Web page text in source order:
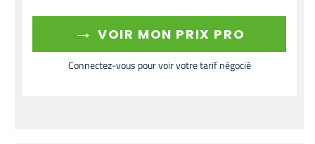
→ VOIR MON PRIX PRO
Connectez-vous pour voir votre tarif négocié